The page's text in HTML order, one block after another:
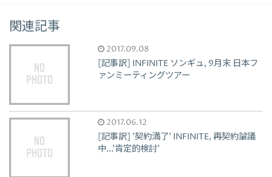
関連記事
2017.09.08
[記事訳] INFINITE ソンギュ, 9月末 日本フ
ァンミーティングツアー
2017.06.12
[記事訳] '契約満了' INFINITE, 再契約論議
中...'肯定的検討'